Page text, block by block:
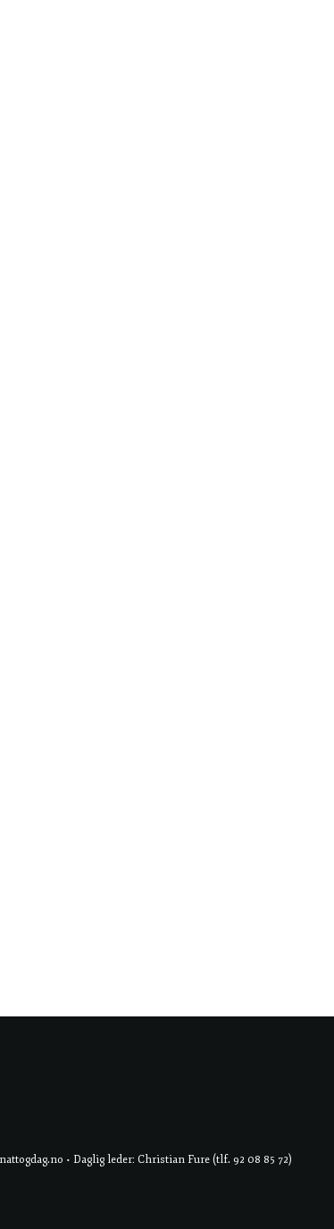
• Daglig leder: Christian Fure (tlf. 92 08 85 72)